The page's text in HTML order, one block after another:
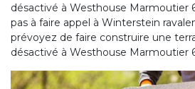
désactivé à Westhouse Marmoutier
pas à faire appel à Winterstein
prévoyez de faire construire une
désactivé à Westhouse Marmoutier